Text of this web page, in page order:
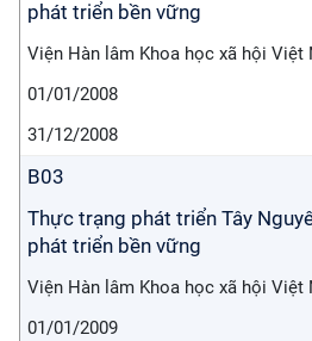
phát triển bền vững
Viện Hàn lâm Khoa học xã hội Việt
01/01/2008
31/12/2008
B03
Thực trạng phát triển Tây
phát triển bền vững
Viện Hàn lâm Khoa học xã hội Việt
01/01/2009